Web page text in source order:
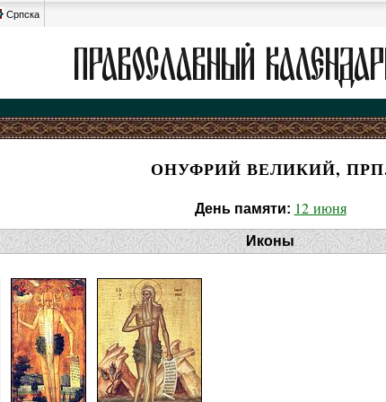
Српска
ОНУФРИЙ ВЕЛИКИЙ,
День памяти: 12 июня
Иконы